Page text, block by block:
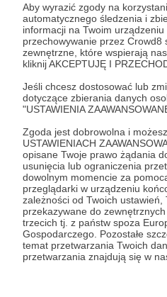
Aby wyrazić zgody na
automatycznego śledzenia i
informacji na Twoim
przechowywanie przez
zewnętrzne, które wspierają
kliknij AKCEPTUJĘ I
Jeśli chcesz dostosować lub
dotyczące zbierania danych
"USTAWIENIA
Zgoda jest dobrowolna i
USTAWIENIACH
opisane Twoje prawo żądania
usunięcia lub ograniczenia
dowolnym momencie za
przeglądarki w urządzeniu
zależności od Twoich ustawień,
przekazywane do
trzecich tj. z państw spoza
Gospodarczego. Pozostałe
temat przetwarzania Twoich
przetwarzania znajdują się w
15.11.2024 ● 1 odsłon
1 Napomnienie
Dołącz do
Wesprzyj działalność